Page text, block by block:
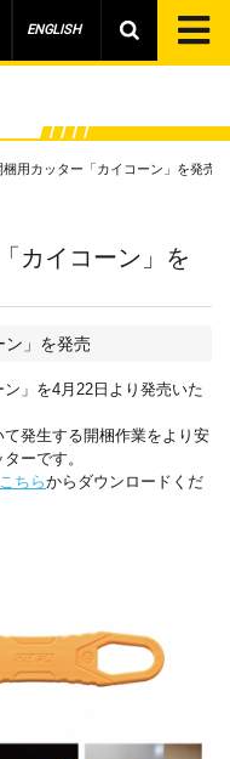
ENGLISH
用カッター「カイコーン」を発売
カイコーン」を
ン」を発売
」を4月22日より発売いた
発生する開梱作業をより安
ーです。
こちらからダウンロードくだ